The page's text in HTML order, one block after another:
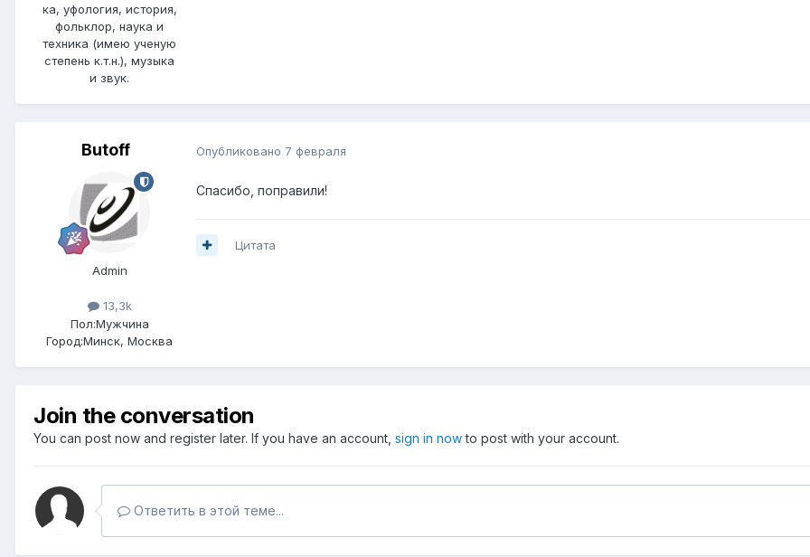
ка, уфология, история,
фольклор, наука и
техника (имею ученую
степень к.т.н.), музыка
и звук.
Butoff
Admin
13,3k
Пол:Мужчина
Город:Минск, Москва
Опубликовано 7 февраля
Спасибо, поправили!
Цитата
Join the conversation
You can post now and register later. If you have an account, sign in nowto post with your account.
Ответить в этой теме...